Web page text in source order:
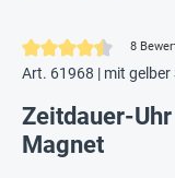
Durchschnittliche8
Art. 61968 | mit gelber
Zeitdauer-
Magnet